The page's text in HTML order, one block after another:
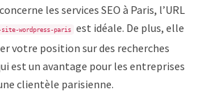
les services SEO à Paris, l’URL
wordpress-paris
est idéale. De plus, elle
votre position sur des recherches
est un avantage pour les entreprises
clientèle parisienne.